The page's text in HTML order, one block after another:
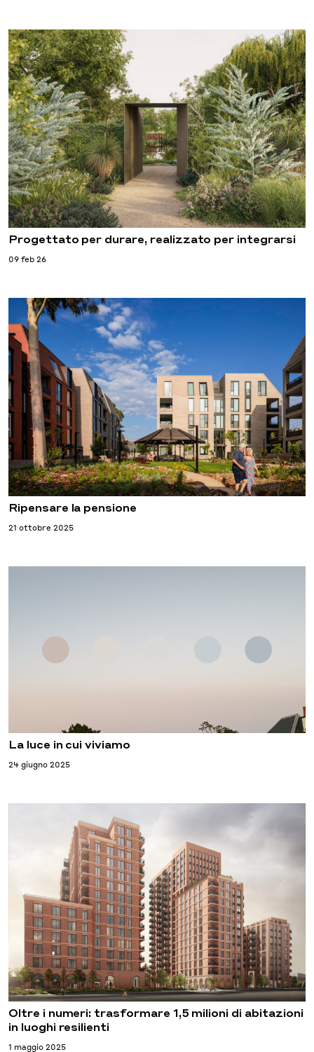
Progettato per durare, realizzato per integrarsi
09 feb 26
Ripensare la pensione
21 ottobre 2025
La luce in cui viviamo
24 giugno 2025
Oltre i numeri: trasformare 1,5 milioni di abitazioni
in luoghi resilienti
1 maggio 2025